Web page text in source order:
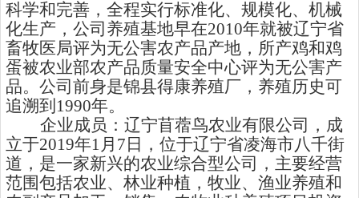
科学和完善，全程实行标准化、规模化、机械
化生产，公司养殖基地早在2010年就被辽宁省
畜牧医局评为无公害农产品产地，所产鸡和鸡
蛋被农业部农产品质量安全中心评为无公害产
品。公司前身是锦县得康养殖厂，养殖历史可
追溯到 1990年。
企业成员：辽宁苜蓿鸟农业有限公司，成
立于2019年1 月 7 日，位于辽宁省凌海市八千街
道，是一家新兴的农业综合型公司，主要经营
范围包括农业、林业种植，牧业、渔业养殖和